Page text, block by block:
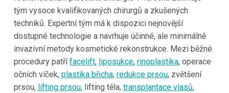
tým vysoce kvalifikovaných chirurgů a zkušených
techniků. Expertní tým má k dispozici nejnovější
dostupné technologie a navrhuje účinné, ale minimálně
invazivní metody kosmetické rekonstrukce. Mezi běžné
procedury patřífacelift, liposukce, rinoplastika, operace
očních víček, plastika břicha, redukce prsou, zvětšení
prsou, lifting prsou, lifting těla, transplantace vlasů,